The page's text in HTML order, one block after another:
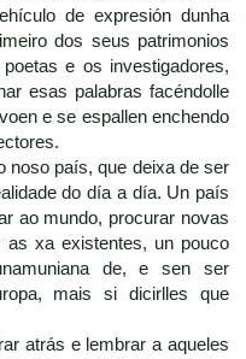
de expresión dunha
dos seus patrimonios
e os investigadores,
esas palabras facéndolle
e se espallen enchendo
noso país, que deixa de ser
do día a día. Un país
ao mundo, procurar novas
xa existentes, un pouco
de, e sen ser
mais si dicirlles que
atrás e lembrar a aqueles